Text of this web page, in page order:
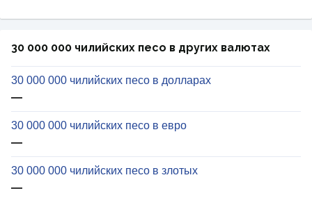
30 000 000 чилийских песо в других валютах
30 000 000 чилийских песо в долларах
—
30 000 000 чилийских песо в евро
—
30 000 000 чилийских песо в злотых
—